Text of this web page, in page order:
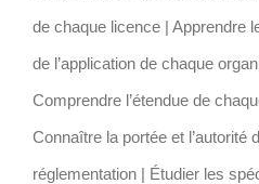
de chaque licence | Apprendre
de l’application de chaque
Comprendre l’étendue de
Connaître la portée et l’autorité
réglementation | Étudier les